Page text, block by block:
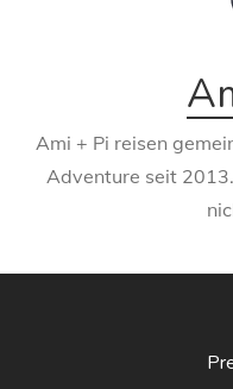
Ami + Pi reisen
Adventure seit